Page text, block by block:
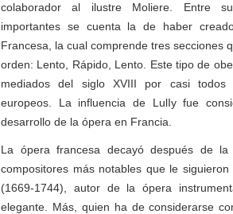
colaborador al ilustre Moliere. Entre
importantes se cuenta la de haber
Francesa, la cual comprende tres secciones
orden: Lento, Rápido, Lento. Este tipo de
mediados del siglo XVIII por casi todos
europeos. La influencia de LulIy fue
desarrollo de la ópera en Francia.
La ópera francesa decayó después de
compositores más notables que le
(1669-1744), autor de la ópera
elegante. Más, quien ha de considerarse